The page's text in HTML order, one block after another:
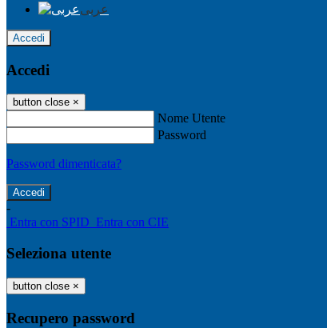
عربى
Accedi
Accedi
button close ×
Nome Utente
Password
Password dimenticata?
-
Entra con SPID Entra con CIE
Seleziona utente
button close ×
Recupero password